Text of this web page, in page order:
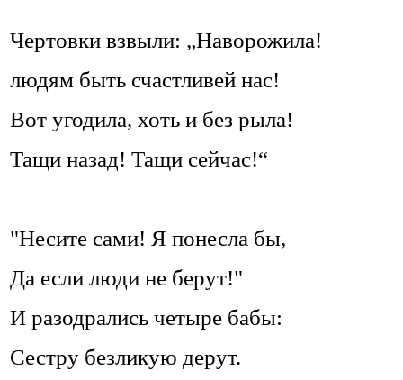
Чертовки взвыли: „Наворожила!
людям быть счастливей нас!
Вот угодила, хоть и без рыла!
Тащи назад! Тащи сейчас!“
"Несите сами! Я понесла бы,
Да если люди не берут!"
И разодрались четыре бабы:
Сестру безликую дерут.